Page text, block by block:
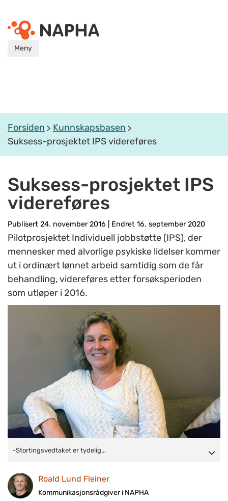
Meny
Forsiden
Kunnskapsbasen
Suksess-prosjektet IPS videreføres
Suksess-prosjektet IPS
videreføres
Publisert 24. november 2016 Endret 16. september 2020
Pilotprosjektet Individuell jobbstøtte (IPS), der
mennesker med alvorlige psykiske lidelser kommer
ut i ordinært lønnet arbeid samtidig som de får
behandling, videreføres etter forsøksperioden
som utløper i 2016.
-Stortingsvedtaket er tydelig på at ordningen skal videreføres.
varig basis og i større skala, sier prosjektleder for IPS i NAV,
Kristin Vold Hjerpås. FOTO: Privat.
-Stortingsvedtaket er tydelig...
Roald Lund Fleiner
Kommunikasjonsrådgiver i NAPHA